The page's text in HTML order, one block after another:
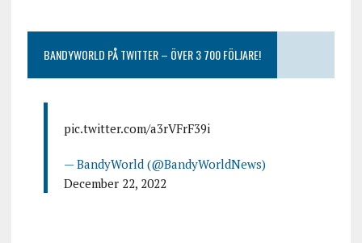
BANDYWORLD PÅ TWITTER – ÖVER 3 700 FÖLJARE!
pic.twitter.com/a3rVFrF39i
— BandyWorld (@BandyWorldNews)
December 22, 2022